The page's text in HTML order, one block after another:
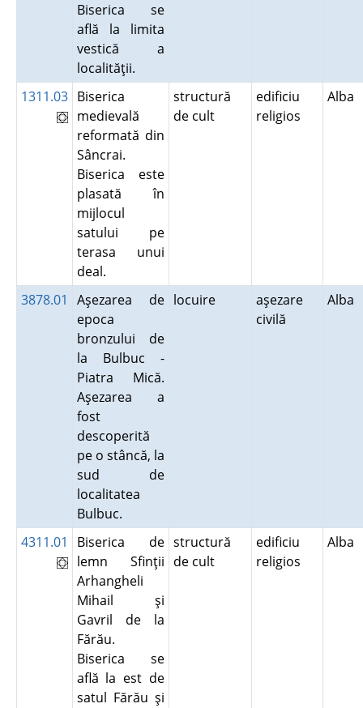
Biserica se
află la limita
vestică a
localităţii.
1311.03 Biserica
medievală
reformată din
Sâncrai.
Biserica este
plasată în
mijlocul
satului pe
terasa unui
deal.
structură
de cult
edificiu
religios
Alba
3878.01
Aşezarea de
epoca
bronzului de
la Bulbuc -
Piatra Mică.
Aşezarea a
fost
descoperită
pe o stâncă, la
sud de
localitatea
Bulbuc.
locuire
aşezare
civilă
Alba
4311.01
Biserica de
lemn Sfinţii
Arhangheli
Mihail şi
Gavril de la
Fărău.
Biserica se
află la est de
satul Fărău şi
structură
de cult
edificiu
religios
Alba